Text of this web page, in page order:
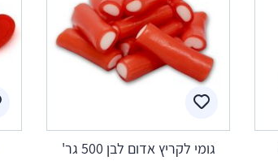
גומי לקריץ אדום לבן 500 גר'